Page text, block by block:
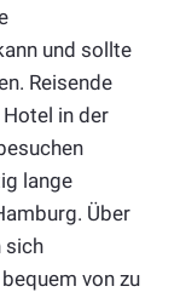
und sollte
Reisende
in der
lange
Über
sich
von zu